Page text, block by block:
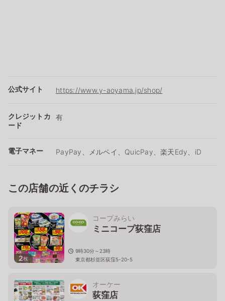
公式サイト https://www.y-aoyama.jp/shop/
クレジットカ
ード
有
電子マネー PayPay、メルペイ、QuicPay、楽天Edy、iD
この店舗の近くのチラシ
2枚
コープみらい
ミニコープ荻窪店
9時30分～23時
東京都杉並区荻窪5-20-5
オーケー
荻窪店